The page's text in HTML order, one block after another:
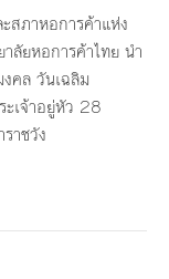
สภาหอการค้าแห่ง
ลัยหอการค้าไทย นำ
คล วันเฉลิม
เจ้าอยู่หัว 28
าชวัง